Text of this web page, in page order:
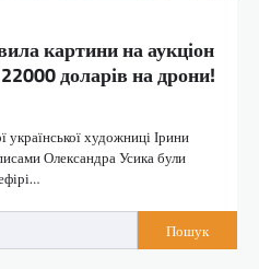
картини на аукціон
доларів на дрони!
української художниці Ірини
Олександра Усика були
Пошук